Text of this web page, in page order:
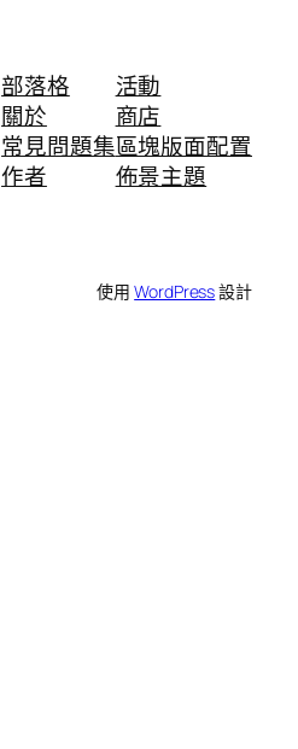
部落格
關於
常見問題集
作者
活動
商店
區塊版面配置
佈景主題
使用WordPress設計